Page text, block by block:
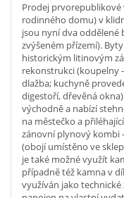
Prodej prvorepublikové
rodinného domu) v
jsou nyní dva oddělené
zvýšeném přízemí).
historickým litinovým
rekonstrukci (koupelny
dlažba; kuchyně
digestoří, dřevěná
východně a nabízí
na městečko a
zánovní plynový kombi
(obojí umístěno ve
je také možné využít
případně též kamna v
využíván jako technické